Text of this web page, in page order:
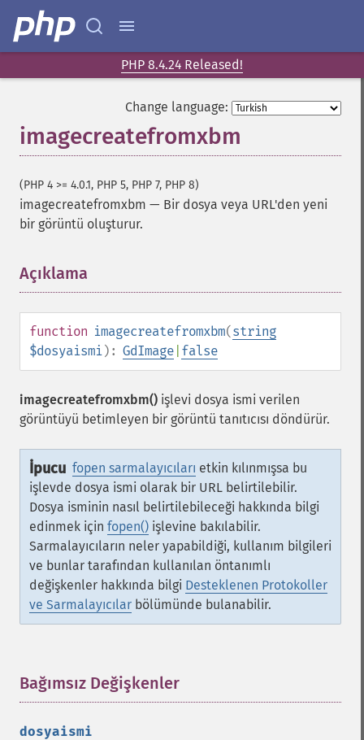
PHP 8.4.24 Released!
Change language:
imagecreatefromxbm
(PHP 4 >= 4.0.1, PHP 5, PHP 7, PHP 8)
imagecreatefromxbm — Bir dosya veya URL'den yeni
bir görüntü oluşturur.
Açıklama
function imagecreatefromxbm(string
$dosyaismi): GdImage false
imagecreatefromxbm() işlevi dosya ismi verilen
görüntüyü betimleyen bir görüntü tanıtıcısı döndürür.
İpucu fopen sarmalayıcıları etkin kılınmışsa bu
işlevde dosya ismi olarak bir URL belirtilebilir.
Dosya isminin nasıl belirtilebileceği hakkında bilgi
edinmek için fopen() işlevine bakılabilir.
Sarmalayıcıların neler yapabildiği, kullanım bilgileri
ve bunlar tarafından kullanılan öntanımlı
değişkenler hakkında bilgi Desteklenen Protokoller
ve Sarmalayıcılar bölümünde bulanabilir.
Bağımsız Değişkenler
dosyaismi